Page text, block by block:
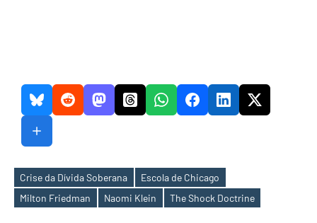
Etiquetas
Crise da Dívida Soberana
Escola de Chicago
Milton Friedman
Naomi Klein The Shock Doctrine